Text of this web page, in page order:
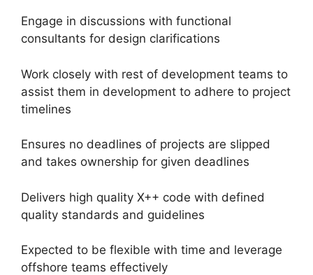
Engage in discussions with functional
consultants for design clarifications
Work closely with rest of development teams to
assist them in development to adhere to project
timelines
Ensures no deadlines of projects are slipped
and takes ownership for given deadlines
Delivers high quality X++ code with defined
quality standards and guidelines
Expected to be flexible with time and leverage
offshore teams effectively